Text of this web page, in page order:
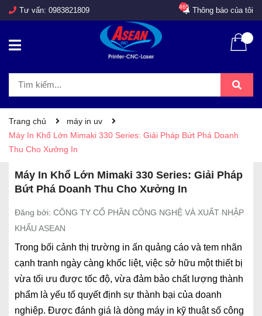
Tư vấn: 0983821809 Thông báo của tôi
465
Trang chủ
máy in uv
Máy In Khổ Lớn Mimaki 330 Series: Giải Pháp Bứt Phá Doanh
Thu Cho Xưởng In
Máy In Khổ Lớn Mimaki 330 Series: Giải Pháp
Bứt Phá Doanh Thu Cho Xưởng In
Đăng bởi: CÔNG TY CỔ PHẦN CÔNG NGHỆ VÀ XUẤT NHẬP
KHẨU ASEAN
Trong bối cảnh thị trường in ấn quảng cáo và tem nhãn
cạnh tranh ngày càng khốc liệt, việc sở hữu một thiết bị
vừa tối ưu được tốc độ, vừa đảm bảo chất lượng thành
phẩm là yếu tố quyết định sự thành bại của doanh
nghiệp. Được đánh giá là dòng máy in kỹ thuật số công